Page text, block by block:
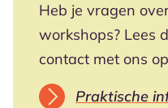
Heb je vragen
workshops? Lees
contact met ons
Praktische